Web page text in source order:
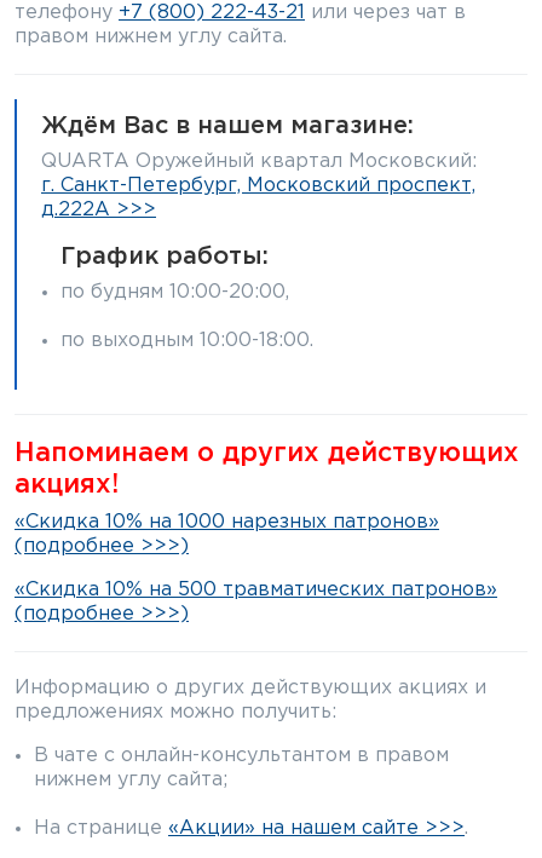
Дартс
Комплекты
телефону +7 (800) 222-43-21
или через чат в
правом нижнем углу сайта.
Ждём Вас в нашем магазине:
QUARTA Оружейный квартал Московский:
г. Санкт-Петербург, Московский проспект,
д.222А >>>
График работы:
по будням 10:00-20:00,
по выходным 10:00-18:00.
Напоминаем о других действующих
акциях!
«Скидка 10% на 1000 нарезных патронов»
(подробнее >>>)
«Скидка 10% на 500 травматических патронов»
(подробнее >>>)
Информацию о других действующих акциях и
предложениях можно получить:
В чате с онлайн-консультантом в правом
нижнем углу сайта;
На странице «Акции» на нашем сайте >>>.